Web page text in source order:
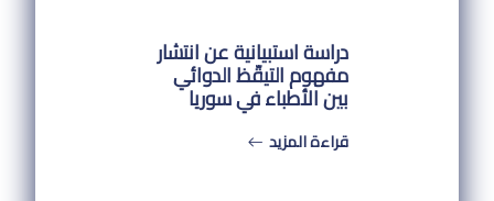
دراسة استبيانية عن انتشار
مفهوم التيقّظ الدوائي
بين الأطباء في سوريا
قراءة المزيد